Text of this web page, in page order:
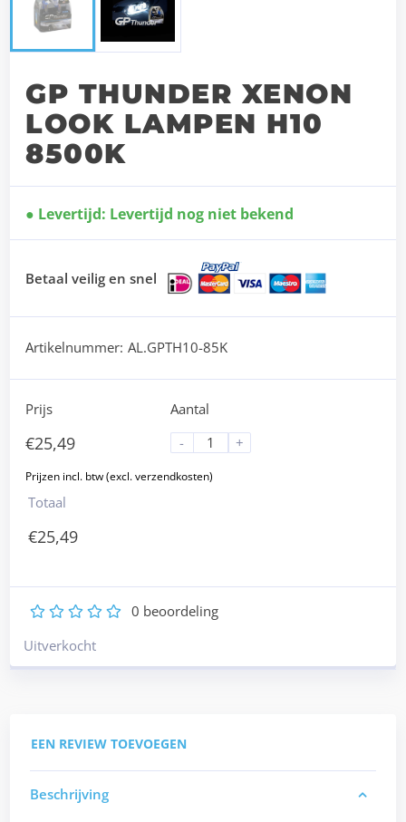
GP THUNDER XENON
LOOK LAMPEN H10
8500K
Levertijd: Levertijd nog niet bekend
Betaal veilig en snel
Artikelnummer: AL.GPTH10-85K
Prijs
€25,49
Aantal
-
+
Totaal
€25,49
5
4
3
2 0 beoordeling
Uitverkocht
EEN REVIEW TOEVOEGEN
Beschrijving